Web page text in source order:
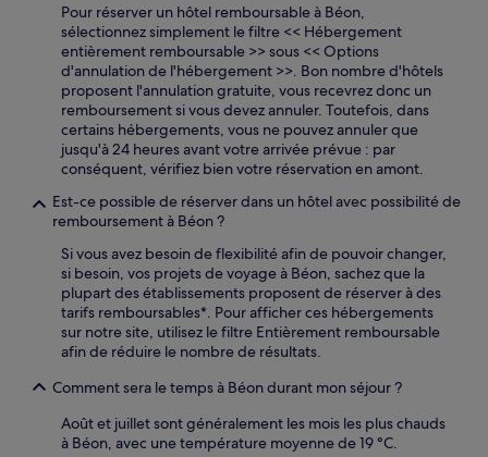
Pour réserver un hôtel remboursable à Béon,
sélectionnez simplement le filtre << Hébergement
entièrement remboursable >> sous << Options
d'annulation de l'hébergement >>. Bon nombre d'hôtels
proposent l'annulation gratuite, vous recevrez donc un
remboursement si vous devez annuler. Toutefois, dans
certains hébergements, vous ne pouvez annuler que
jusqu'à 24 heures avant votre arrivée prévue : par
conséquent, vérifiez bien votre réservation en amont.
Est-ce possible de réserver dans un hôtel avec possibilité de
remboursement à Béon ?
Si vous avez besoin de flexibilité afin de pouvoir changer,
si besoin, vos projets de voyage à Béon, sachez que la
plupart des établissements proposent de réserver à des
tarifs remboursables*. Pour afficher ces hébergements
sur notre site, utilisez le filtre Entièrement remboursable
afin de réduire le nombre de résultats.
Comment sera le temps à Béon durant mon séjour ?
Août et juillet sont généralement les mois les plus chauds
à Béon, avec une température moyenne de 19 °C.